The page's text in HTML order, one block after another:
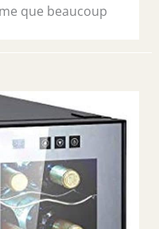
que beaucoup